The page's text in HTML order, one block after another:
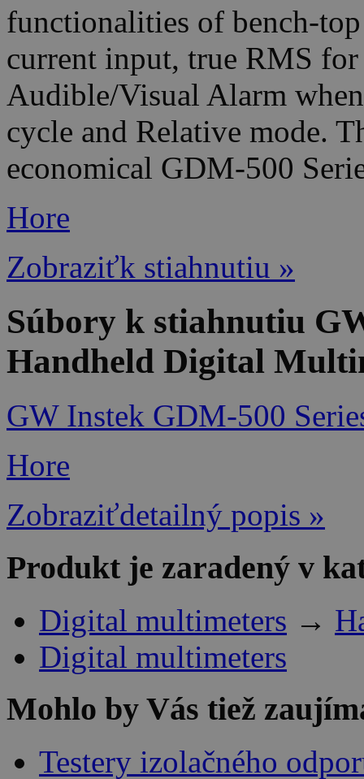
functionalities of bench-
current input, true RMS for
Audible/Visual Alarm
cycle and Relative mode.
economical GDM-500
Hore
Zobraziťk stiahnutiu »
Súbory k stiahnutiu
Handheld Digital
GW Instek GDM-500
Hore
Zobraziťdetailný popis »
Produkt je zaradený v
Digital multimeters →
Digital multimeters
Mohlo by Vás tiež
Testery izolačného